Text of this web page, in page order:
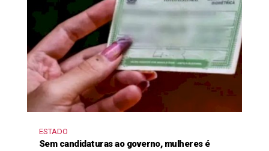
ESTADO
Sem candidaturas ao governo, mulheres é